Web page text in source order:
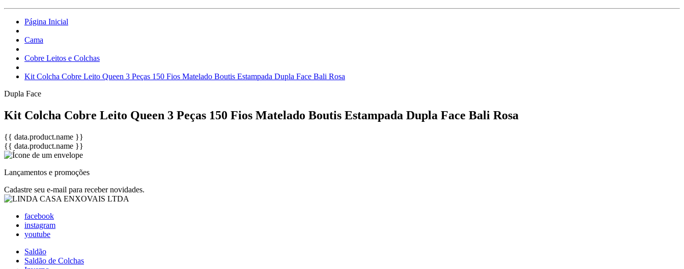
Página Inicial
Cama
Cobre Leitos e Colchas
Kit Colcha Cobre Leito Queen 3 Peças 150 Fios Matelado Boutis Estampada Dupla Face Bali Rosa
Dupla Face
Kit Colcha Cobre Leito Queen 3 Peças 150 Fios Matelado Boutis Estampada Dupla Face Bali Rosa
{{ data.product.name }}
{{ data.product.name }}
Lançamentos e promoções
Cadastre seu e-mail para receber novidades.
facebook
instagram
youtube
Saldão
Saldão de Colchas